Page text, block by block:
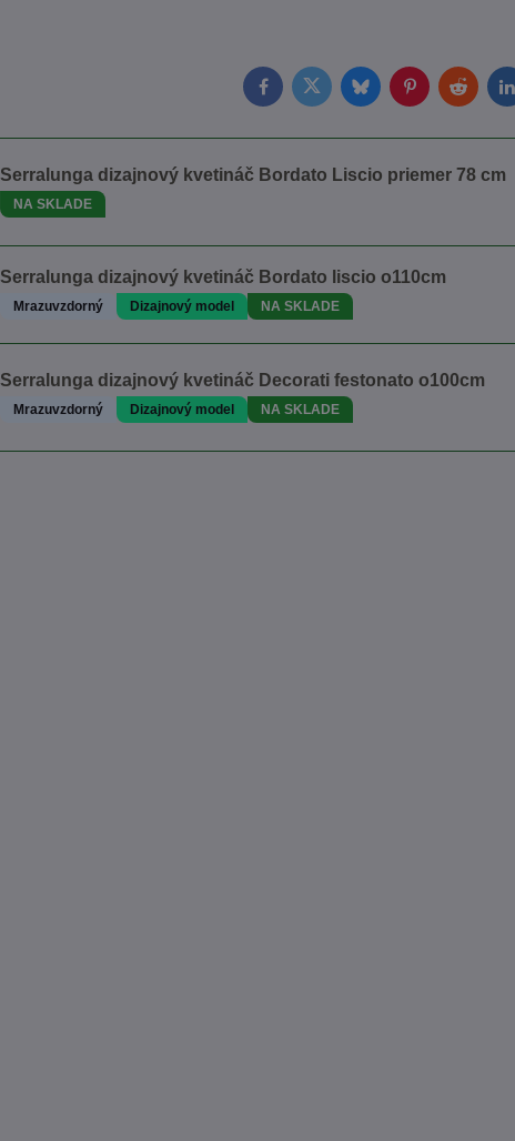
FacebookTwitterBlueskyPinterestReddit
Serralunga dizajnový kvetináč Bordato Liscio priemer 78 cm
NA SKLADE
Serralunga dizajnový kvetináč Bordato liscio o110cm
Mrazuvzdorný Dizajnový model NA SKLADE
Serralunga dizajnový kvetináč Decorati festonato o100cm
Mrazuvzdorný Dizajnový model NA SKLADE